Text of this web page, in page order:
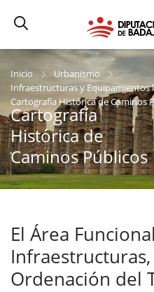
Inicio
Urbanismo
Infraestructuras y Equipamientos
Cartografía Histórica de Caminos
Cartografía
Histórica de
Caminos Públicos
El Área
Ordenación del